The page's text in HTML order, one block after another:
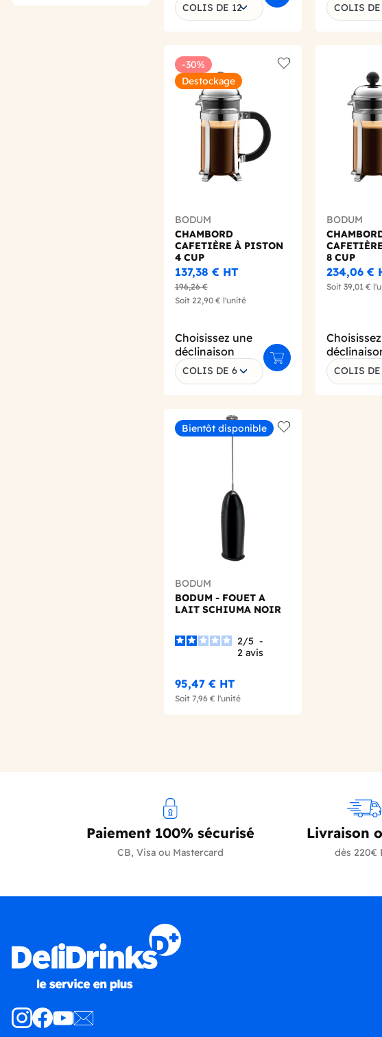
COLIS DE 12 COLIS
-30%
Destockage
BODUM
CHAMBORD
CAFETIÈRE À PISTON
4 CUP
137,38 € HT
196,26 €
Soit 22,90 € l'unité
Choisissez une
déclinaison
COLIS DE 6
Ajouter au panier
BODUM
8 CUP
234,06 €
Soit39,01 €
COLIS
Bientôt disponible
BODUM
BODUM - FOUET A
LAIT SCHIUMA NOIR
2/5 -
2 avis
95,47 € HT
Soit 7,96 € l'unité
Paiement 100% sécurisé
CB, Visa ou Mastercard
Livraison
dès 220€